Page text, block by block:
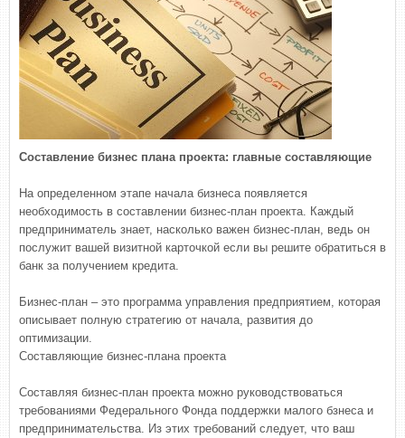
Составление бизнес плана проекта: главные составляющие
На определенном этапе начала бизнеса появляется
необходимость в составлении бизнес-план проекта. Каждый
предприниматель знает, насколько важен бизнес-план, ведь он
послужит вашей визитной карточкой если вы решите обратиться в
банк за получением кредита.
Бизнес-план – это программа управления предприятием, которая
описывает полную стратегию от начала, развития до
оптимизации.
Составляющие бизнес-плана проекта
Составляя бизнес-план проекта можно руководствоваться
требованиями Федерального Фонда поддержки малого бзнеса и
предпринимательства. Из этих требований следует, что ваш